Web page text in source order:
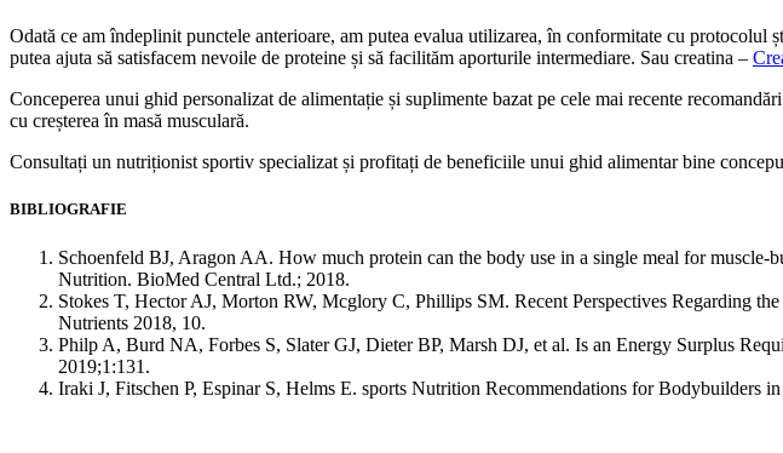
Odată ce am îndeplinit punctele anterioare, am putea evalua utilizarea, în conformitate cu protocolul
putea ajuta să satisfacem nevoile de proteine ​​și să facilităm aporturile intermediare. Sau creatina –
Conceperea unui ghid personalizat de alimentație și suplimente bazat pe cele mai recente
cu creșterea în masă musculară.
Consultați un nutriționist sportiv specializat și profitați de beneficiile unui ghid alimentar bine
BIBLIOGRAFIE
Schoenfeld BJ, Aragon AA. How much protein can the body use in a single meal for
Nutrition. BioMed Central Ltd.; 2018.
Stokes T, Hector AJ, Morton RW, Mcglory C, Phillips SM. Recent Perspectives Regarding
Nutrients 2018, 10.
Philp A, Burd NA, Forbes S, Slater GJ, Dieter BP, Marsh DJ, et al. Is an Energy Surplus
2019;1:131.
Iraki J, Fitschen P, Espinar S, Helms E. sports Nutrition Recommendations for Bodybuilders